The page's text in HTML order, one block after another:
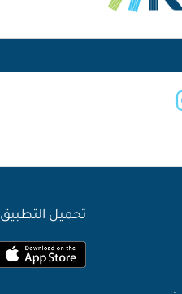
تحميل التطبيق